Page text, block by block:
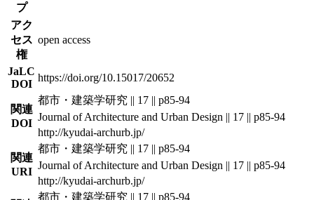
プ
アク
セス
権
open access
JaLC
DOI
https://doi.org/10.15017/20652
関連
DOI
都市・建築学研究 || 17 || p85-94
Journal of Architecture and Urban Design || 17 || p85-94
http://kyudai-archurb.jp/
関連
URI
都市・建築学研究 || 17 || p85-94
Journal of Architecture and Urban Design || 17 || p85-94
http://kyudai-archurb.jp/
都市・建築学研究 || 17 || p85-94